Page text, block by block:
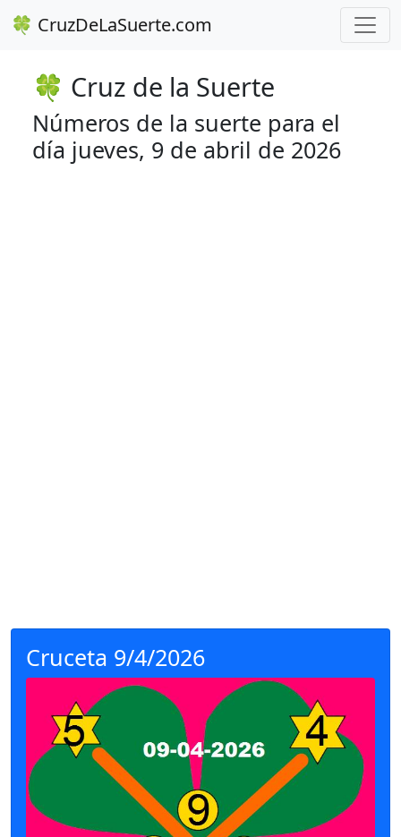
🍀 CruzDeLaSuerte.com
🍀 Cruz de la Suerte
Números de la suerte para el
día jueves, 9 de abril de 2026
Cruceta 9/4/2026